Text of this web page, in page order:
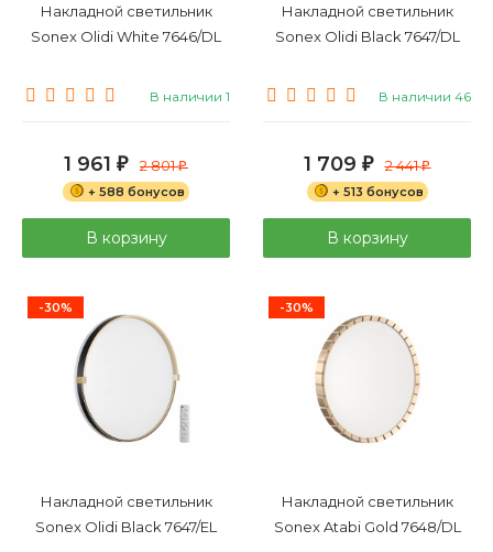
Накладной светильник
Sonex Olidi White 7646/DL
В наличии 1
1 961 ₽ 2 801₽
+ 588 бонусов
В корзину
Накладной светильник
Sonex Olidi Black 7647/DL
В наличии 46
1 709 ₽ 2 441₽
+ 513 бонусов
В корзину
-30%
Накладной светильник
Sonex Olidi Black 7647/EL
-30%
Накладной светильник
Sonex Atabi Gold 7648/DL